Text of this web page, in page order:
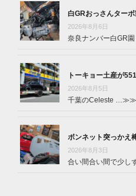
白GRおっさんターボ
2026年8月6日
奈良ナンバー白GR
トーキョー土産が
2026年8月5日
千葉のCeleste …
ボンネット突っかえ
2026年8月3日
合い間合い間で少し